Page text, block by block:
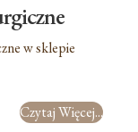
w sklepie
Czytaj Więcej...